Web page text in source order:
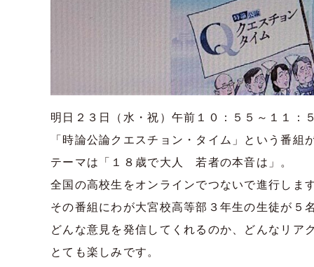
明日２３日（水・祝）午前１０：５５～１１
「時論公論クエスチョン・タイム」という番組
テーマは「１８歳で大人 若者の本音は」。
全国の高校生をオンラインでつないで進行しま
その番組にわが大宮校高等部３年生の生徒が５
どんな意見を発信してくれるのか、どんなリア
とても楽しみです。